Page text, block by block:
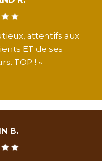
attentifs aux
ET de ses
TOP ! »
B.